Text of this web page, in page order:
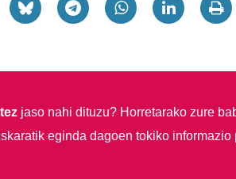
jaso nahi dituzu? Horretarako zure
eginda dagoen tokiko